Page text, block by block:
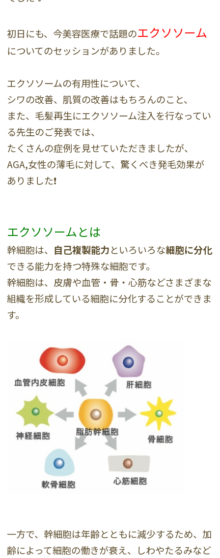
初日にも、今美容医療で話題のエクソソーム
についてのセッションがありました。
エクソソームの有用性について、
シワの改善、肌質の改善はもちろんのこと、
また、毛髪再生にエクソソーム注入を行なってい
る先生のご発表では、
たくさんの症例を見せていただきましたが、
AGA,女性の薄毛に対して、驚くべき発毛効果が
ありました❗️
エクソソームとは
幹細胞は、 自己複製能力といろいろな細胞に分化
できる能力を持つ特殊な細胞です。
幹細胞は、皮膚や血管・骨・心筋などさまざまな
組織を形成している細胞に分化することができま
す。
一方で、幹細胞は年齢とともに減少するため、加
齢によって細胞の働きが衰え、しわやたるみなど